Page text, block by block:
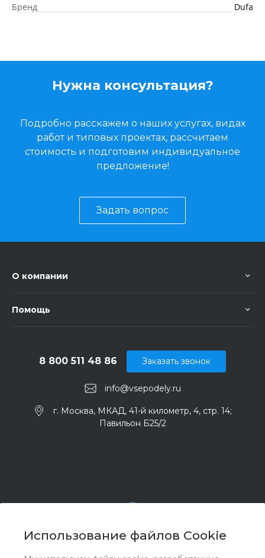
Использование файлов Cookie
Бренд
Dufa
Нужна консультация?
Подробно расскажем о наших услугах, видах
работ и типовых проектах, рассчитаем
стоимость и подготовим индивидуальное
предложение!
Задать вопрос
О компании
Помощь
info@vsepodely.ru
8 800 511 48 86
г. Москва, МКАД, 41-й километр, 4, стр. 14;
Павильон Б25/2
Заказать звонок